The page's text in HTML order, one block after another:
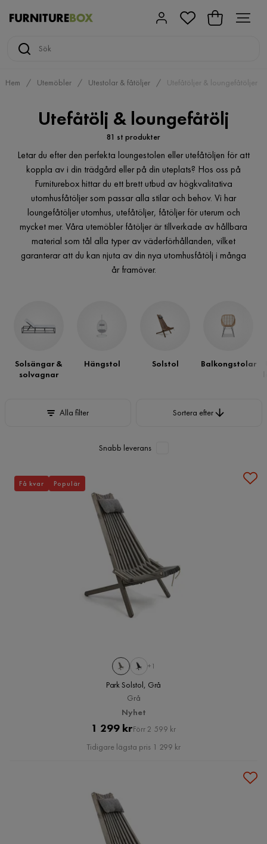
Hem Utemöbler Utestolar & fåtöljer Utefåtöljer & loungefåtöljer
Utefåtölj & loungefåtölj
81 st produkter
Letar du efter den perfekta loungestolen eller utefåtöljen för att
koppla av i din trädgård eller på din uteplats? Hos oss på
Furniturebox hittar du ett brett utbud av högkvalitativa
utomhusfåtöljer som passar alla stilar och behov. Vi har
loungefåtöljer utomhus, utefåtöljer, fåtöljer för uterum och
mycket mer. Våra utemöbler fåtöljer är tillverkade av hållbara
material som tål alla typer av väderförhållanden, vilket
garanterar att du kan njuta av din nya utomhusfåtölj i många
år framöver.
Solsängar &
solvagnar
Hängstol Solstol Balkongstolar
Alla filter Sortera efter
Snabb leverans
+1
Park Solstol, Grå
Grå
Nyhet
Pris
1 299 krOriginal
Pris
Förr 2 599 kr
Tidigare lägsta pris 1 299 kr
Få kvar Populär